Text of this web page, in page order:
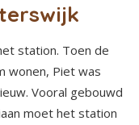
station. Toen de
wonen, Piet was
Vooral gebouwd
moet het station